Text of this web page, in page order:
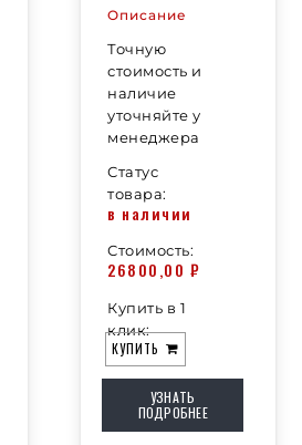
Описание
Точную
стоимость и
наличие
уточняйте у
менеджера
Статус
товара:
в наличии
Стоимость:
26800,00 ₽
Купить в 1
клик:
КУПИТЬ
УЗНАТЬ
ПОДРОБНЕЕ